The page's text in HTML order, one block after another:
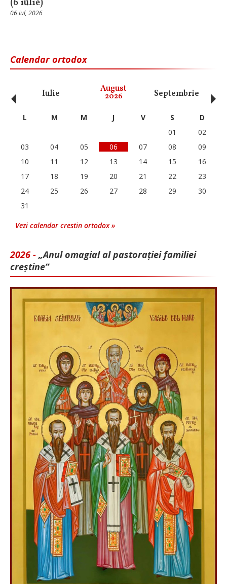
(6 iulie)
06 Iul, 2026
Calendar ortodox
Iulie August
2026 Septembrie
‹ L M M J V S
D
01
02
03
04 05 06 07 08
09
10
11 12 13 14 15
16
17
18 19 20 21 22
23
24
25 26 27 28 29
30
31
Vezi calendar crestin ortodox »
2026 - „Anul omagial al pastorației familiei
creștine”